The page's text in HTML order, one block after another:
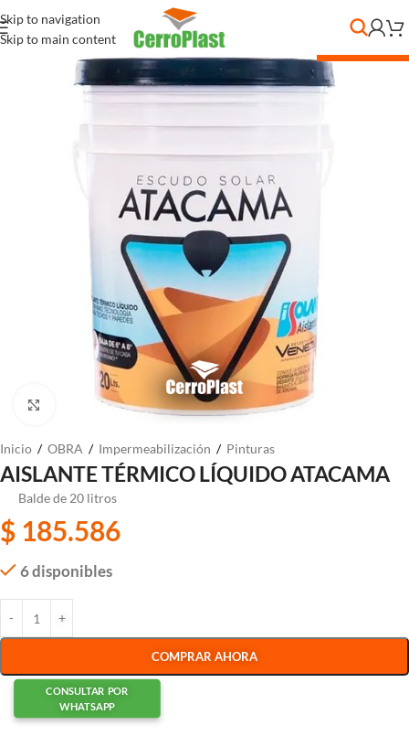
Skip to navigation
Skip to main content
Clic para ampliar
Inicio / OBRA / Impermeabilización / Pinturas
AISLANTE TÉRMICO LÍQUIDO ATACAMA
Balde de 20 litros
$ 185.586
6 disponibles
COMPRAR AHORA
CONSULTAR POR
WHATSAPP